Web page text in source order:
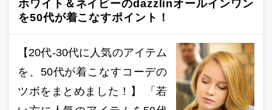
ホワイト＆ネイビーのdazzlinオールインワン
を50代が着こなすポイント！
【20代-30代に人気のアイテム
を、50代が着こなすコーデの
ツボをまとめました！】 「若